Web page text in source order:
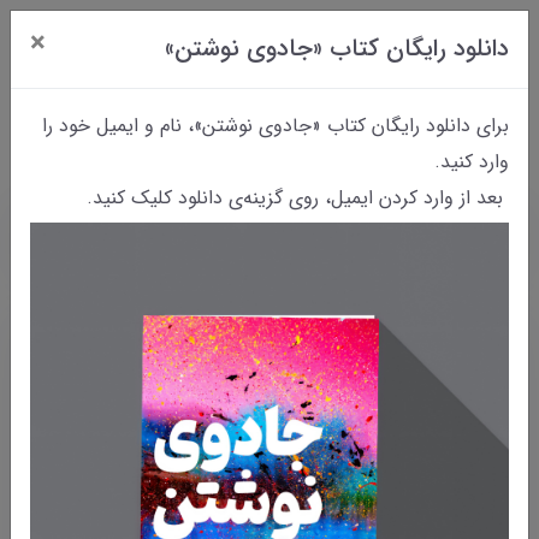
دانلود رایگان کتاب «جادوی نوشتن» ×
برای دانلود رایگان کتاب «جادوی نوشتن»، نام و ایمیل خود را
وارد کنید.
بعد از وارد کردن ایمیل، روی گزینه‌ی دانلود کلیک کنید.